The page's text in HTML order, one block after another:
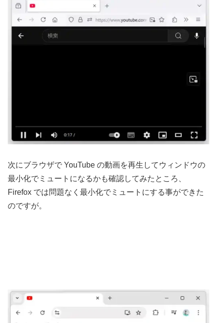
次にブラウザで YouTube の動画を再生してウィンドウの
最小化でミュートになるかも確認してみたところ、
Firefox では問題なく最小化でミュートにする事ができた
のですが。